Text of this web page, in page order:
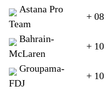
Astana Pro
Team
+ 08
Bahrain-
McLaren
+ 10
Groupama-
FDJ
+ 10